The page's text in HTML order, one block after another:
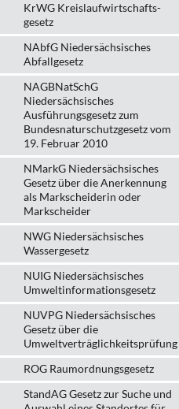
KrWG Kreislaufwirtschafts­
gesetz
NAbfG Niedersächsisches
Abfallgesetz
NAGBNatSchG
Niedersächsisches
Ausführungsgesetz zum
Bundesnaturschutzgesetz vom
19. Februar 2010
NMarkG Niedersächsisches
Gesetz über die Anerkennung
als Markscheiderin oder
Markscheider
NWG Niedersächsisches
Wassergesetz
NUIG Niedersächsisches
Umweltinformationsgesetz
NUVPG Niedersächsisches
Gesetz über die
Umweltverträglichkeitsprüfung
ROG Raumordnungsgesetz
StandAG Gesetz zur Suche und